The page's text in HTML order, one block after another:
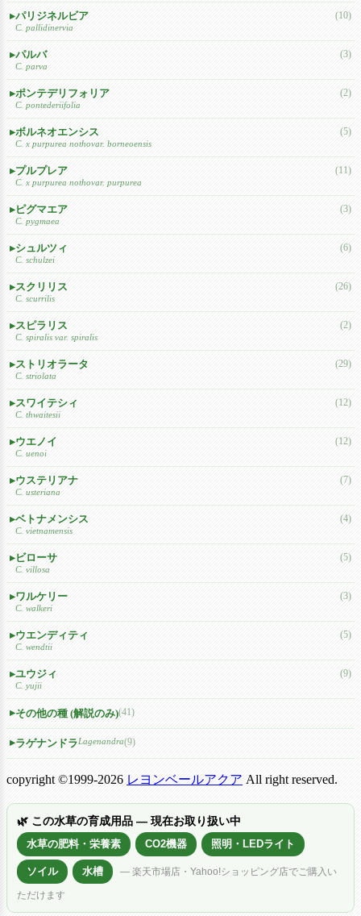
パリジネルビア
C. pallidinervia
(10)
パルバ
C. parva
(3)
ポンテデリフォリア
C. pontederiifolia
(2)
ボルネオエンシス
C. x purpurea nothovar. borneoensis
(5)
プルプレア
C. x purpurea nothovar. purpurea
(11)
ピグマエア
C. pygmaea
(3)
シュルツィ
C. schulzei
(6)
スクリリス
C. scurrilis
(26)
スピラリス
C. spiralis var. spiralis
(2)
ストリオラータ
C. striolata
(29)
スワイテシィ
C. thwaitesii
(12)
ウエノイ
C. uenoi
(12)
ウステリアナ
C. usteriana
(7)
ベトナメンシス
C. vietnamensis
(4)
ビローサ
C. villosa
(5)
ワルケリー
C. walkeri
(3)
ウエンディティ
C. wendtii
(5)
ユウジィ
C. yujii
(9)
その他の種 (解説のみ)(41)
ラゲナンドラLagenandra(9)
copyright ©1999-2026 レヨンベールアクア All right reserved.
🌿 この水草の育成用品 — 現在お取り扱い中
水草の肥料・栄養素 CO2機器 照明・LEDライト
ソイル 水槽 — 楽天市場店・Yahoo!ショッピング店でご購入い
ただけます